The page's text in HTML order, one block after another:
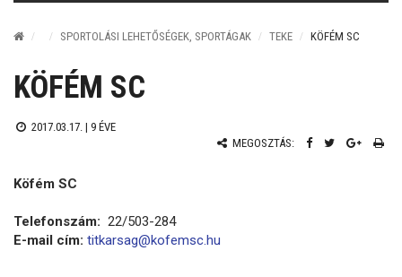
SPORTOLÁSI LEHETŐSÉGEK, SPORTÁGAK TEKE KÖFÉM SC
KÖFÉM SC
2017.03.17. | 9 ÉVE
MEGOSZTÁS:
Köfém SC
Telefonszám: 22/503-284
E-mail cím: titkarsag@kofemsc.hu